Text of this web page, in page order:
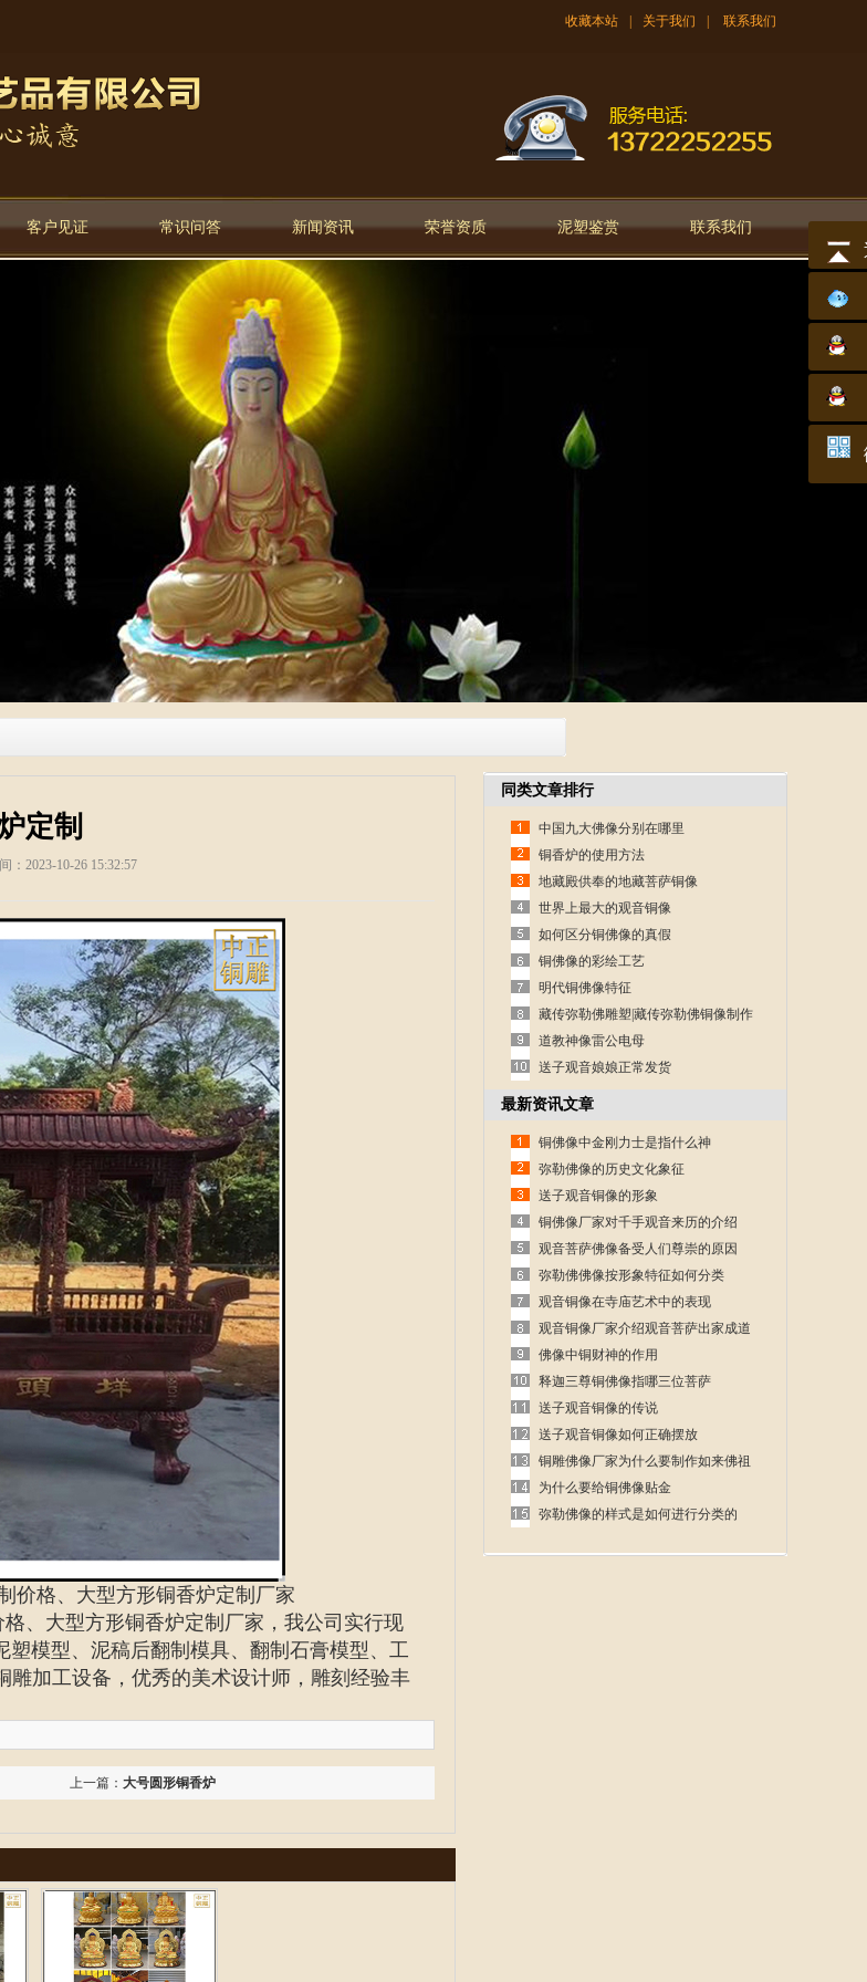
收藏本站 关于我们 联系我们
客户见证 常识问答 新闻资讯 荣誉资质 泥塑鉴赏 联系我们
定制
：2023-10-26 15:32:57
价格、大型方形铜香炉定制厂家
、 大型方形铜香炉定制厂家 ，我公司实行现
模型、泥稿后翻制模具、翻制石膏模型、工
加工设备，优秀的美术设计师，雕刻经验丰
上一篇： 大号圆形铜香炉
同类文章排行
中国九大佛像分别在哪里
铜香炉的使用方法
地藏殿供奉的地藏菩萨铜像
世界上最大的观音铜像
如何区分铜佛像的真假
铜佛像的彩绘工艺
明代铜佛像特征
藏传弥勒佛雕塑|藏传弥勒佛铜像制作
道教神像雷公电母
送子观音娘娘正常发货
最新资讯文章
铜佛像中金刚力士是指什么神
弥勒佛像的历史文化象征
送子观音铜像的形象
铜佛像厂家对千手观音来历的介绍
观音菩萨佛像备受人们尊崇的原因
弥勒佛佛像按形象特征如何分类
观音铜像在寺庙艺术中的表现
观音铜像厂家介绍观音菩萨出家成道
的故事
佛像中铜财神的作用
释迦三尊铜佛像指哪三位菩萨
送子观音铜像的传说
送子观音铜像如何正确摆放
铜雕佛像厂家为什么要制作如来佛祖
呢
为什么要给铜佛像贴金
弥勒佛像的样式是如何进行分类的